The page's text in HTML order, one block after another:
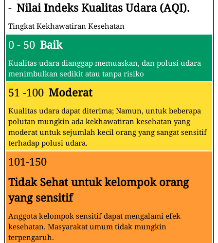
- Nilai Indeks Kualitas Udara (AQI).
Tingkat Kekhawatiran Kesehatan
0 - 50 Baik
Kualitas udara dianggap memuaskan, dan polusi udara
menimbulkan sedikit atau tanpa risiko
51 -100 Moderat
Kualitas udara dapat diterima; Namun, untuk beberapa
polutan mungkin ada kekhawatiran kesehatan yang
moderat untuk sejumlah kecil orang yang sangat sensitif
terhadap polusi udara.
101-150
Tidak Sehat untuk kelompok orang
yang sensitif
Anggota kelompok sensitif dapat mengalami efek
kesehatan. Masyarakat umum tidak mungkin
terpengaruh.